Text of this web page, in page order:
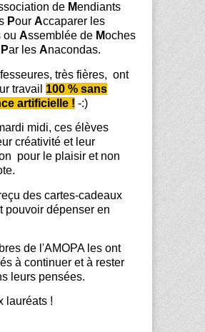
de Mendiants
Pour Accaparer les
ou Assemblée de Moches
Par les Anacondas.
très fières, ont
travail 100 % sans
artificielle ! -:)
midi, ces élèves
créativité et leur
pour le plaisir et non
des cartes-cadeaux
pouvoir dépenser en
de l'AMOPA les ont
à continuer et à rester
leurs pensées.
lauréats !